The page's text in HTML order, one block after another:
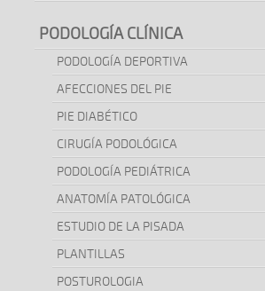
PODOLOGÍA CLÍNICA
PODOLOGÍA DEPORTIVA
AFECCIONES DEL PIE
PIE DIABÉTICO
CIRUGÍA PODOLÓGICA
PODOLOGÍA PEDIÁTRICA
ANATOMÍA PATOLÓGICA
ESTUDIO DE LA PISADA
PLANTILLAS
POSTUROLOGIA